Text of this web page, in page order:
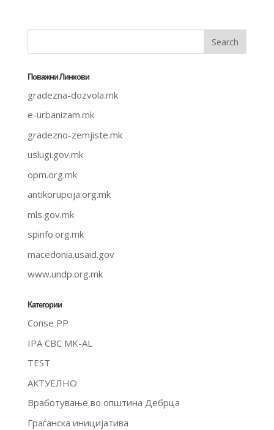
Поважни Линкови
gradezna-dozvola.mk
e-urbanizam.mk
gradezno-zemjiste.mk
uslugi.gov.mk
opm.org.mk
antikorupcija.org.mk
mls.gov.mk
spinfo.org.mk
macedonia.usaid.gov
www.undp.org.mk
Категории
Conse PP
IPA CBC MK-AL
TEST
АКТУЕЛНО
Вработување во општина Дебрца
Граѓанска иницијатива